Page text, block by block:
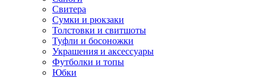
Свитера
Сумки и рюкзаки
Толстовки и свитшоты
Туфли и босоножки
Украшения и аксессуары
Футболки и топы
Юбки